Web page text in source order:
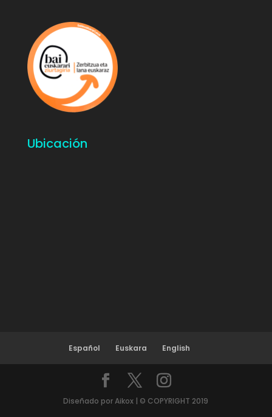
Ubicación
Español Euskara English
Diseñado por Aikox | © COPYRIGHT 2019